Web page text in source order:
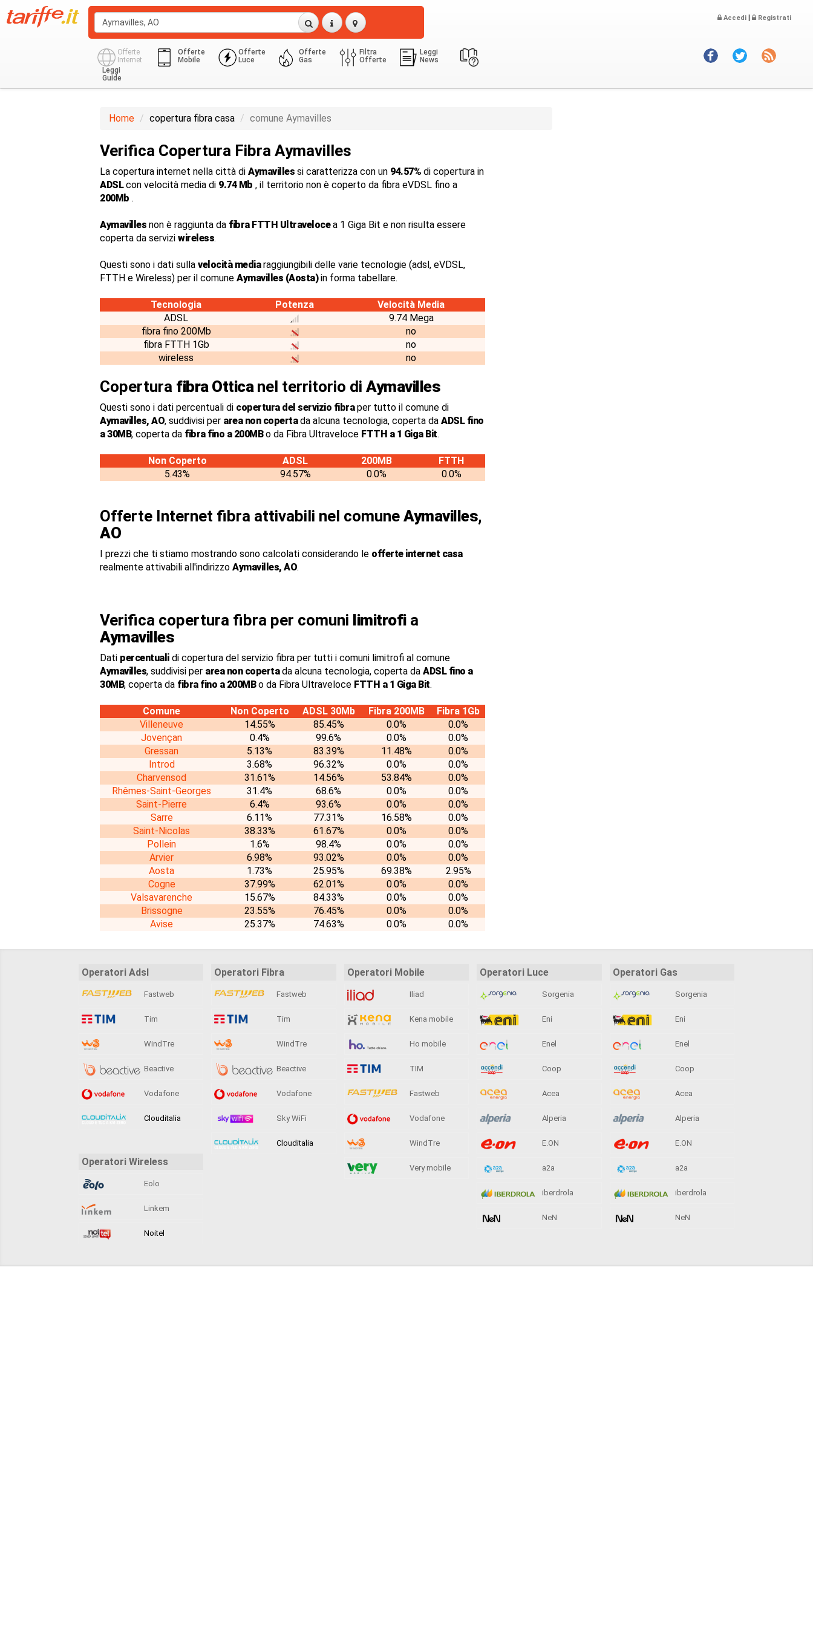
Accedi | Registrati
Offerte
Internet
Offerte
Mobile
Offerte
Luce
Offerte
Gas
Filtra
Offerte
Leggi
News
Leggi
Guide
Home copertura fibra casa comune Aymavilles
Verifica Copertura Fibra Aymavilles
La copertura internet nella città di Aymavilles si caratterizza con un 94.57% di copertura in
ADSLcon velocità media di 9.74 Mb , il territorio non è coperto da fibra eVDSL fino a
200Mb .
Aymavilles non è raggiunta da fibra FTTH Ultravelocea 1 Giga Bit e non risulta essere
coperta da servizi wireless.
Questi sono i dati sulla velocità mediaraggiungibili delle varie tecnologie (adsl, eVDSL,
FTTH e Wireless) per il comune Aymavilles (Aosta)in forma tabellare.
Tecnologia Potenza
Velocità Media
ADSL
9.74 Mega
fibra fino 200Mb
no
fibra FTTH 1Gb
no
wireless
no
Copertura fibra Otticanel territorio di Aymavilles
Questi sono i dati percentuali di copertura del servizio fibraper tutto il comune di
Aymavilles, AO, suddivisi per area non copertada alcuna tecnologia, coperta da ADSL fino
a 30MB, coperta da fibra fino a 200MBo da Fibra Ultraveloce FTTH a 1 Giga Bit.
Non Coperto ADSL 200MB
FTTH
5.43%
94.57% 0.0% 0.0%
Offerte Internet fibra attivabili nel comune Aymavilles,
AO
I prezzi che ti stiamo mostrando sono calcolati considerando le offerte internet casa
realmente attivabili all'indirizzo Aymavilles, AO.
Verifica copertura fibra per comuni limitrofia
Aymavilles
Dati percentualidi copertura del servizio fibra per tutti i comuni limitrofi al comune
Aymavilles, suddivisi per area non copertada alcuna tecnologia, coperta da ADSL fino a
30MB, coperta da fibra fino a 200MBo da Fibra Ultraveloce FTTH a 1 Giga Bit.
Comune Non Coperto ADSL 30Mb Fibra 200MB
Fibra 1Gb
Villeneuve
14.55% 85.45% 0.0%
0.0%
Jovençan
0.4% 99.6% 0.0%
0.0%
Gressan
5.13% 83.39% 11.48%
0.0%
Introd
3.68% 96.32% 0.0%
0.0%
Charvensod
31.61% 14.56% 53.84%
0.0%
Rhêmes-Saint-Georges
31.4% 68.6% 0.0%
0.0%
Saint-Pierre
6.4% 93.6% 0.0%
0.0%
Sarre
6.11% 77.31% 16.58%
0.0%
Saint-Nicolas
38.33% 61.67% 0.0%
0.0%
Pollein
1.6% 98.4% 0.0%
0.0%
Arvier
6.98% 93.02% 0.0%
0.0%
Aosta
1.73% 25.95% 69.38%
2.95%
Cogne
37.99% 62.01% 0.0%
0.0%
Valsavarenche
15.67% 84.33% 0.0%
0.0%
Brissogne
23.55% 76.45% 0.0%
0.0%
Avise
25.37% 74.63% 0.0% 0.0%
Operatori Adsl
Fastweb
Tim
WindTre
Beactive
Vodafone
Clouditalia
Operatori Wireless
Eolo
Linkem
Noitel
Operatori Fibra
Fastweb
Tim
WindTre
Beactive
Vodafone
Sky WiFi
Clouditalia
Operatori Mobile
Iliad
Kena mobile
Ho mobile
TIM
Fastweb
Vodafone
WindTre
Very mobile
Operatori Luce
Sorgenia
Eni
Enel
Coop
Acea
Alperia
E.ON
a2a
iberdrola
NeN
Operatori Gas
Sorgenia
Eni
Enel
Coop
Acea
Alperia
E.ON
a2a
iberdrola
NeN